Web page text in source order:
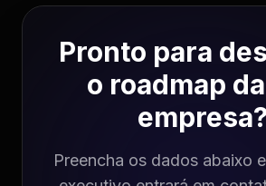
Pronto para
o roadmap
empresa?
Preencha os dados abaixo